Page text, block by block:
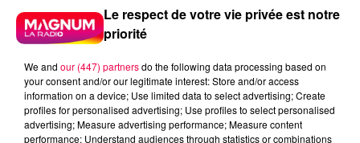
Le respect de votre vie privée est notre
priorité
We and our (447) partnersdo the following data processing based on
your consent and/or our legitimate interest: Store and/or access
information on a device; Use limited data to select advertising; Create
profiles for personalised advertising; Use profiles to select personalised
advertising; Measure advertising performance; Measure content
performance; Understand audiences through statistics or combinations